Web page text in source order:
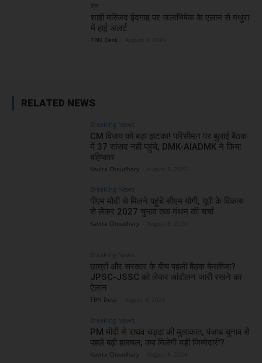
देश
शाही मस्जिद ईदगाह पर जलाभिषेक के एलान से मथुरा
में हाई अलर्ट
TBN Desk
RELATED NEWS
Breaking News
CM विजय को बड़ा झटका! परिसीमन पर बुलाई बैठक
में 37 सांसद नहीं पहुंचे, DMK-AIADMK ने किया
बहिष्कार
Kavita Choudhary
Breaking News
पीएम मोदी से मिलने पहुंचे सीएम योगी, यूपी के विकास
से लेकर 2027 चुनाव तक मंथन की चर्चा
Kavita Choudhary
Breaking News
छात्रों और सरकार के बीच पहली बैठक बेनतीजा?
JPSC-JSSC को लेकर आंदोलन जारी रखने का
ऐलान
TBN Desk
Breaking News
PM मोदी से राघव चड्ढा की मुलाकात, पंजाब चुनाव से
पहले बढ़ी हलचल; क्या मिलेगी बड़ी जिम्मेदारी?
Kavita Choudhary